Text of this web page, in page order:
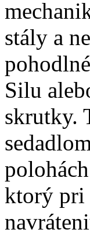
stály a
Silu
skrutky.
ktorý pri